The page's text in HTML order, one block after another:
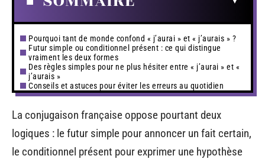
Pourquoi tant de monde confond « j’aurai » et « j’aurais » ?
Futur simple ou conditionnel présent : ce qui distingue
vraiment les deux formes
Des règles simples pour ne plus hésiter entre « j’aurai » et «
j’aurais »
Conseils et astuces pour éviter les erreurs au quotidien
La conjugaison française oppose pourtant deux
logiques : le futur simple pour annoncer un fait certain,
le conditionnel présent pour exprimer une hypothèse